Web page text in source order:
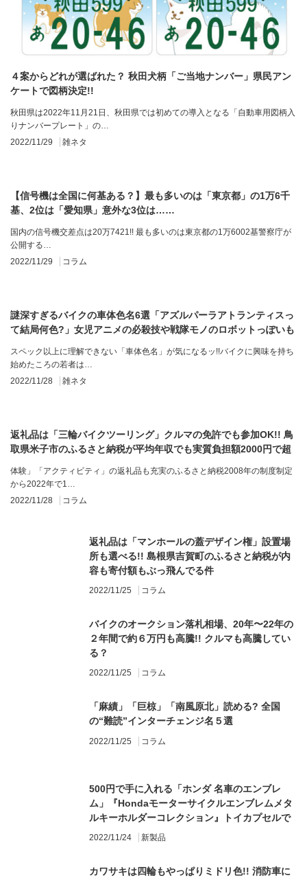
４案からどれが選ばれた？ 秋田犬柄「ご当地ナンバー」県民アン
ケートで図柄決定!!
秋田県は2022年11月21日、秋田県では初めての導入となる「自動車用図柄入
りナンバープレート」の…
2022/11/29
雑ネタ
【信号機は全国に何基ある？】最も多いのは「東京都」の1万6千
基、2位は「愛知県」意外な3位は……
国内の信号機交差点は20万7421!! 最も多いのは東京都の1万6002基警察庁が
公開する…
2022/11/29
コラム
謎深すぎるバイクの車体色名6選「アズルパーラアトランティスっ
て結局何色?」女児アニメの必殺技や戦隊モノのロボットっぽいも
スペック以上に理解できない「車体色名」が気になるッ!!バイクに興味を持ち
始めたころの若者は…
2022/11/28
雑ネタ
返礼品は「三輪バイクツーリング」クルマの免許でも参加OK!! 鳥
取県米子市のふるさと納税が平均年収でも実質負担額2000円で超
体験」「アクティビティ」の返礼品も充実のふるさと納税2008年の制度制定
から2022年で1…
2022/11/28
コラム
返礼品は「マンホールの蓋デザイン権」設置場
所も選べる!! 島根県吉賀町のふるさと納税が内
容も寄付額もぶっ飛んでる件
2022/11/25 コラム
バイクのオークション落札相場、20年〜22年の
２年間で約６万円も高騰!! クルマも高騰してい
る？
2022/11/25 コラム
「麻績」「巨椋」「南風原北」読める? 全国
の“難読”インターチェンジ名５選
2022/11/25 コラム
500円で手に入れる「ホンダ 名車のエンブレ
ム」『Hondaモーターサイクルエンブレムメタ
ルキーホルダーコレクション』トイカプセルで
発売
2022/11/24 新製品
カワサキは四輪もやっぱりミドリ色!! 消防車に